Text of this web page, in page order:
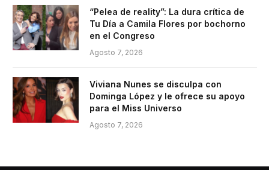
“Pelea de reality”: La dura crítica de
Tu Día a Camila Flores por bochorno
en el Congreso
Agosto 7, 2026
Viviana Nunes se disculpa con
Dominga López y le ofrece su apoyo
para el Miss Universo
Agosto 7, 2026